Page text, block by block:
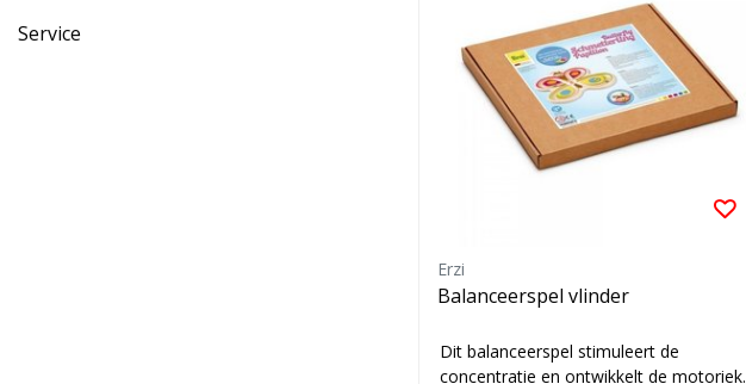
Service
Erzi
Balanceerspel vlinder
Dit balanceerspel stimuleert de
concentratie en ontwikkelt de motoriek.